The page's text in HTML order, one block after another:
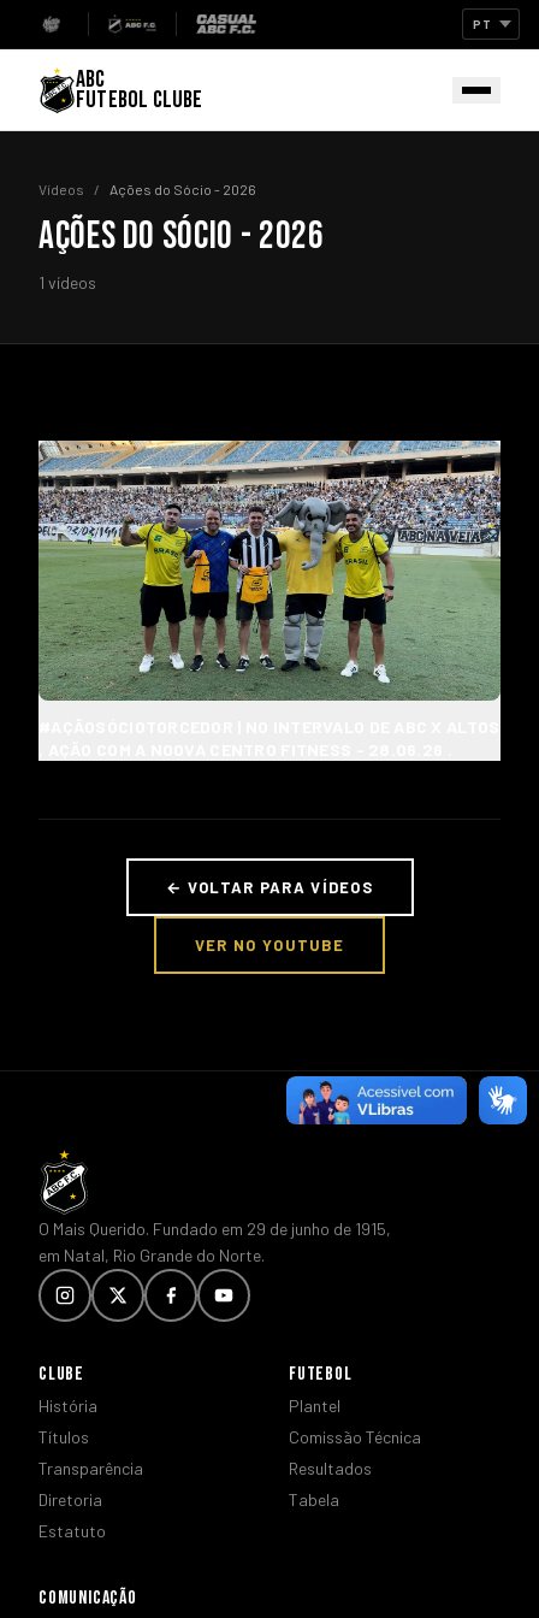
ABC
FUTEBOL CLUBE
Vídeos / Ações do Sócio - 2026
AÇÕES DO SÓCIO - 2026
1 vídeos
← VOLTAR PARA VÍDEOS
VER NO YOUTUBE
O Mais Querido. Fundado em 29 de junho de 1915,
em Natal, Rio Grande do Norte.
CLUBE
História
Títulos
Transparência
Diretoria
Estatuto
FUTEBOL
Plantel
Comissão Técnica
Resultados
Tabela
COMUNICAÇÃO